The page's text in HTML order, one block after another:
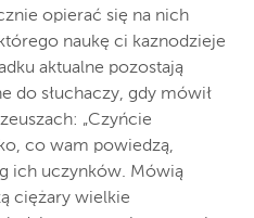
opierać się na nich
naukę ci kaznodzieje
aktualne pozostają
do słuchaczy, gdy mówił
„Czyńcie
co wam powiedzą,
ich uczynków. Mówią
ciężary wielkie